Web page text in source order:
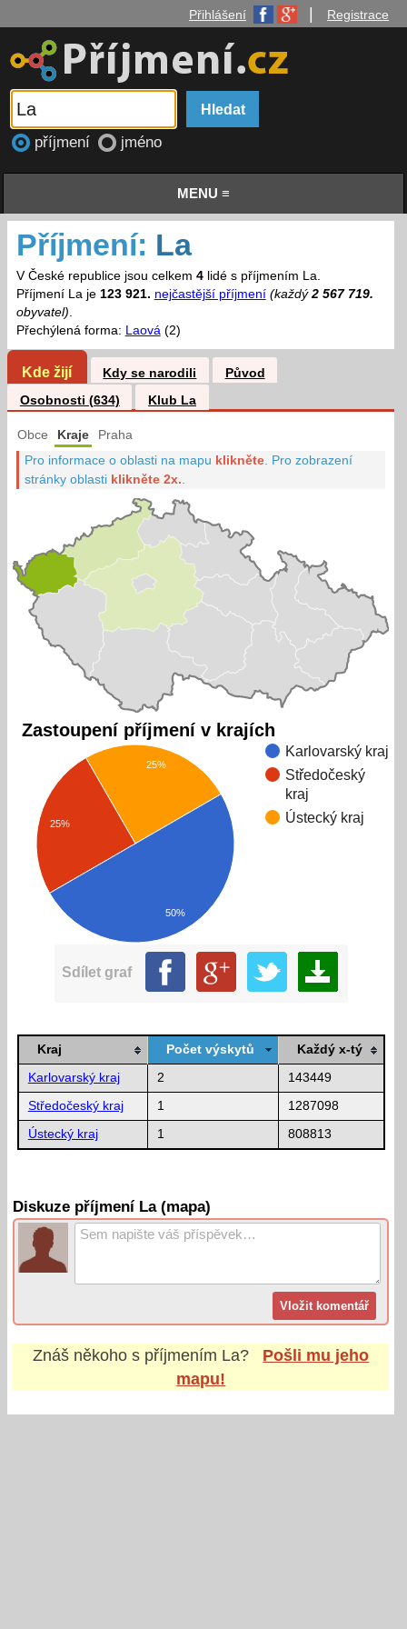
Přihlášení Registrace
příjmení jméno
MENU ≡
Příjmení: La
V České republice jsou celkem 4lidé s příjmením La.
Příjmení La je 123 921. nejčastější příjmení (každý2 567 719.
obyvatel).
Přechýlená forma: Laová(2)
Kde žijí Kdy se narodili
Původ
Osobnosti (634)
Klub La
Obce Kraje Praha
Pro informace o oblasti na mapu klikněte Pro zobrazení
stránky oblasti klikněte 2x.
Zastoupení příjmení v krajích
Karlovarský kraj
Středočeský
kraj
Ústecký kraj
25%
25%
50%
Sdílet graf
Kraj Počet výskytů Každý x-tý
Karlovarský kraj 2 143449
Středočeský kraj 1 1287098
Ústecký kraj 1 808813
Diskuze příjmení La (mapa)
Znáš někoho s příjmením La?
Pošli mu jeho
mapu!